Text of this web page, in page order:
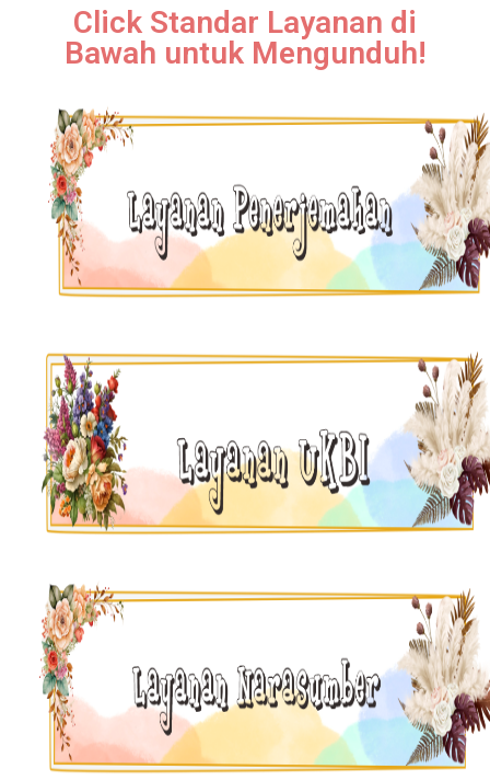
Click Standar Layanan di
Bawah untuk Mengunduh!